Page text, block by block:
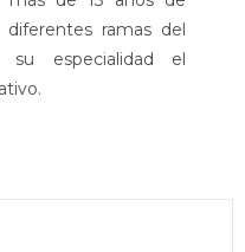
diferentes ramas del
su especialidad el